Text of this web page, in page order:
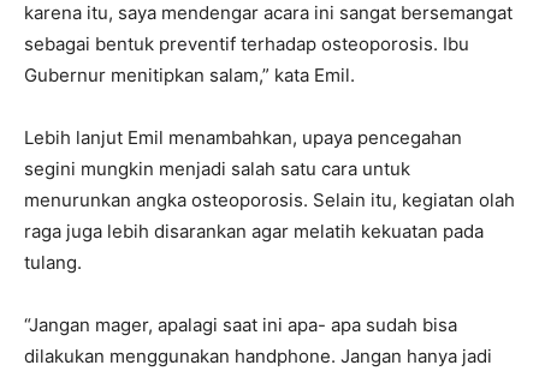
karena itu, saya mendengar acara ini sangat bersemangat
sebagai bentuk preventif terhadap osteoporosis. Ibu
Gubernur menitipkan salam,” kata Emil.
Lebih lanjut Emil menambahkan, upaya pencegahan
segini mungkin menjadi salah satu cara untuk
menurunkan angka osteoporosis. Selain itu, kegiatan olah
raga juga lebih disarankan agar melatih kekuatan pada
tulang.
“Jangan mager, apalagi saat ini apa- apa sudah bisa
dilakukan menggunakan handphone. Jangan hanya jadi